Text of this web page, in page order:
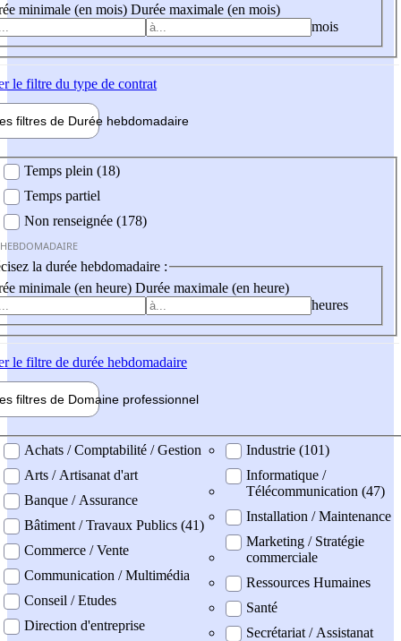
minimale (en mois) Durée maximale (en mois)
mois
le filtre du type de contrat
filtres de Durée hebdomadaire
Temps plein (18)
Temps partiel
Non renseignée (178)
la durée hebdomadaire :
minimale (en heure) Durée maximale (en heure)
heures
le filtre de durée hebdomadaire
filtres de Domaine professionnel
professionel
Achats / Comptabilité / Gestion
Arts / Artisanat d'art
Banque / Assurance
Bâtiment / Travaux Publics (41)
Commerce / Vente
Communication / Multimédia
Conseil / Etudes
Direction d'entreprise
Industrie (101)
Informatique /
Télécommunication (47)
Installation / Maintenance
Marketing / Stratégie
commerciale
Ressources Humaines
Santé
Secrétariat / Assistanat